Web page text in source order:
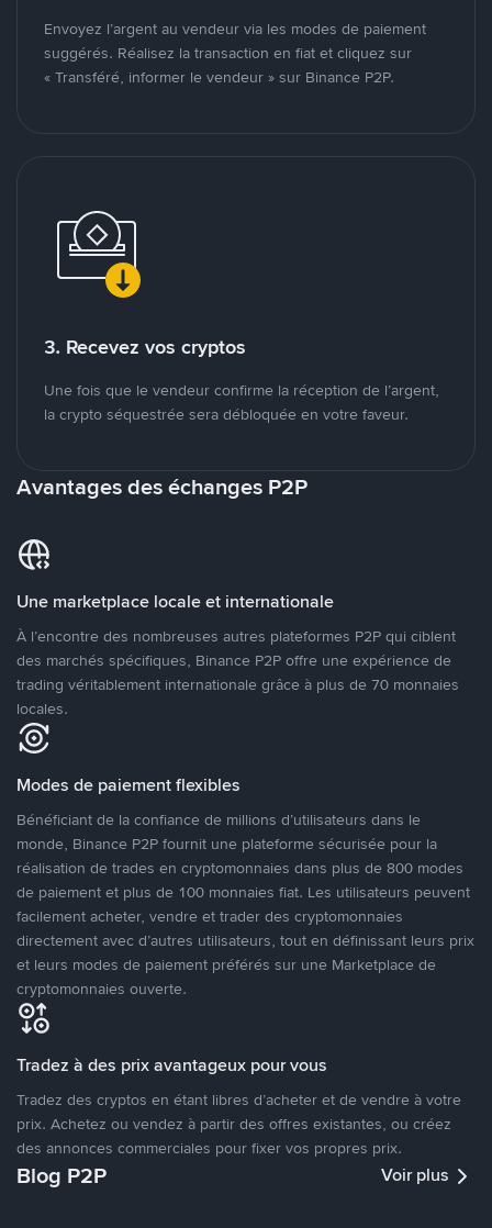
Envoyez l’argent au vendeur via les modes de paiement
suggérés. Réalisez la transaction en fiat et cliquez sur
« Transféré, informer le vendeur » sur Binance P2P.
3. Recevez vos cryptos
Une fois que le vendeur confirme la réception de l’argent,
la crypto séquestrée sera débloquée en votre faveur.
Avantages des échanges P2P
Une marketplace locale et internationale
À l’encontre des nombreuses autres plateformes P2P qui ciblent
des marchés spécifiques, Binance P2P offre une expérience de
trading véritablement internationale grâce à plus de 70 monnaies
locales.
Modes de paiement flexibles
Bénéficiant de la confiance de millions d’utilisateurs dans le
monde, Binance P2P fournit une plateforme sécurisée pour la
réalisation de trades en cryptomonnaies dans plus de 800 modes
de paiement et plus de 100 monnaies fiat. Les utilisateurs peuvent
facilement acheter, vendre et trader des cryptomonnaies
directement avec d’autres utilisateurs, tout en définissant leurs prix
et leurs modes de paiement préférés sur une Marketplace de
cryptomonnaies ouverte.
Tradez à des prix avantageux pour vous
Tradez des cryptos en étant libres d’acheter et de vendre à votre
prix. Achetez ou vendez à partir des offres existantes, ou créez
des annonces commerciales pour fixer vos propres prix.
Blog P2P Voir plus